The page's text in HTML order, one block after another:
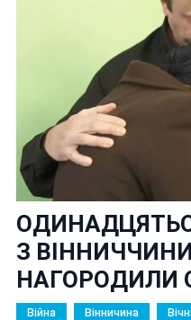
З
НАГОРОДИЛИ
Війна Вінничина